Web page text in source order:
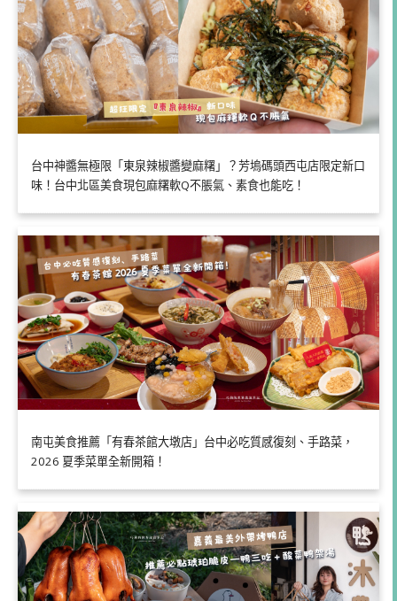
台中神醬無極限「東泉辣椒醬變麻糬」？芳塢碼頭西屯店限定新口
味！台中北區美食現包麻糬軟Q不脹氣、素食也能吃！
南屯美食推薦「有春茶館大墩店」台中必吃質感復刻、手路菜，
2026 夏季菜單全新開箱！